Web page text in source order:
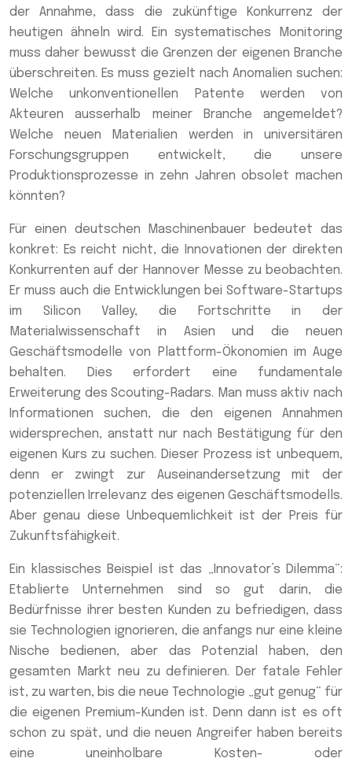
der Annahme, dass die zukünftige Konkurrenz der
heutigen ähneln wird. Ein systematisches Monitoring
muss daher bewusst die Grenzen der eigenen Branche
überschreiten. Es muss gezielt nach Anomalien suchen:
Welche unkonventionellen Patente werden von
Akteuren ausserhalb meiner Branche angemeldet?
Welche neuen Materialien werden in universitären
Forschungsgruppen entwickelt, die unsere
Produktionsprozesse in zehn Jahren obsolet machen
könnten?
Für einen deutschen Maschinenbauer bedeutet das
konkret: Es reicht nicht, die Innovationen der direkten
Konkurrenten auf der Hannover Messe zu beobachten.
Er muss auch die Entwicklungen bei Software-Startups
im Silicon Valley, die Fortschritte in der
Materialwissenschaft in Asien und die neuen
Geschäftsmodelle von Plattform-Ökonomien im Auge
behalten. Dies erfordert eine fundamentale
Erweiterung des Scouting-Radars. Man muss aktiv nach
Informationen suchen, die den eigenen Annahmen
widersprechen, anstatt nur nach Bestätigung für den
eigenen Kurs zu suchen. Dieser Prozess ist unbequem,
denn er zwingt zur Auseinandersetzung mit der
potenziellen Irrelevanz des eigenen Geschäftsmodells.
Aber genau diese Unbequemlichkeit ist der Preis für
Zukunftsfähigkeit.
Ein klassisches Beispiel ist das „Innovator’s Dilemma“:
Etablierte Unternehmen sind so gut darin, die
Bedürfnisse ihrer besten Kunden zu befriedigen, dass
sie Technologien ignorieren, die anfangs nur eine kleine
Nische bedienen, aber das Potenzial haben, den
gesamten Markt neu zu definieren. Der fatale Fehler
ist, zu warten, bis die neue Technologie „gut genug“ für
die eigenen Premium-Kunden ist. Denn dann ist es oft
schon zu spät, und die neuen Angreifer haben bereits
eine uneinholbare Kosten- oder